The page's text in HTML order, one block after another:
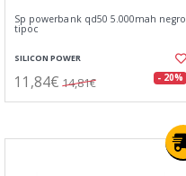
Sp powerbank qd50 5.000mah negro
tipoc
SILICON POWER
11,84€ 14,81€ - 20%